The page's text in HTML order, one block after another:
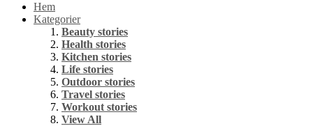
Hem
Kategorier
Beauty stories
Health stories
Kitchen stories
Life stories
Outdoor stories
Travel stories
Workout stories
View All